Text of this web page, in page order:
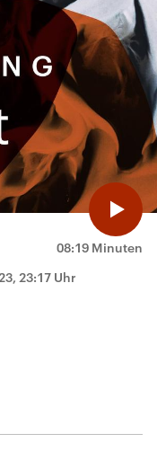
08:19 Minuten
23:17 Uhr